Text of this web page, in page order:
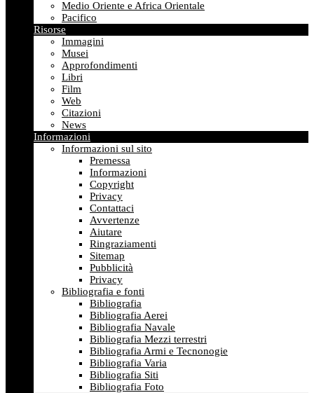
Medio Oriente e Africa Orientale
Pacifico
Risorse
Immagini
Musei
Approfondimenti
Libri
Film
Web
Citazioni
News
Informazioni
Informazioni sul sito
Premessa
Informazioni
Copyright
Privacy
Contattaci
Avvertenze
Aiutare
Ringraziamenti
Sitemap
Pubblicità
Privacy
Bibliografia e fonti
Bibliografia
Bibliografia Aerei
Bibliografia Navale
Bibliografia Mezzi terrestri
Bibliografia Armi e Tecnonogie
Bibliografia Varia
Bibliografia Siti
Bibliografia Foto